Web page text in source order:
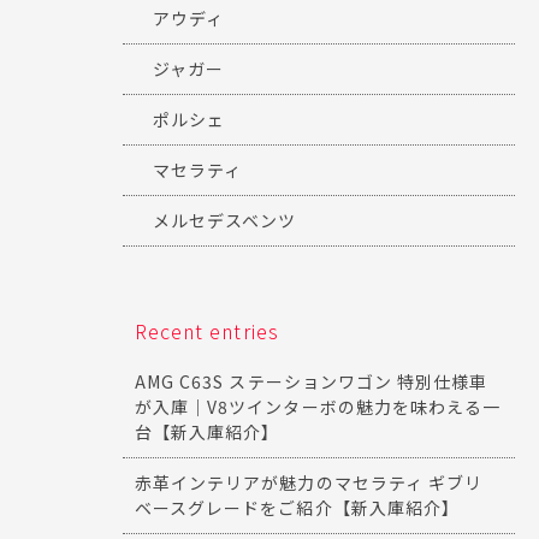
アウディ
ジャガー
ポルシェ
マセラティ
メルセデスベンツ
Recent entries
AMG C63S ステーションワゴン 特別仕様車
が入庫｜V8ツインターボの魅力を味わえる一
台【新入庫紹介】
赤革インテリアが魅力のマセラティ ギブリ
ベースグレードをご紹介【新入庫紹介】